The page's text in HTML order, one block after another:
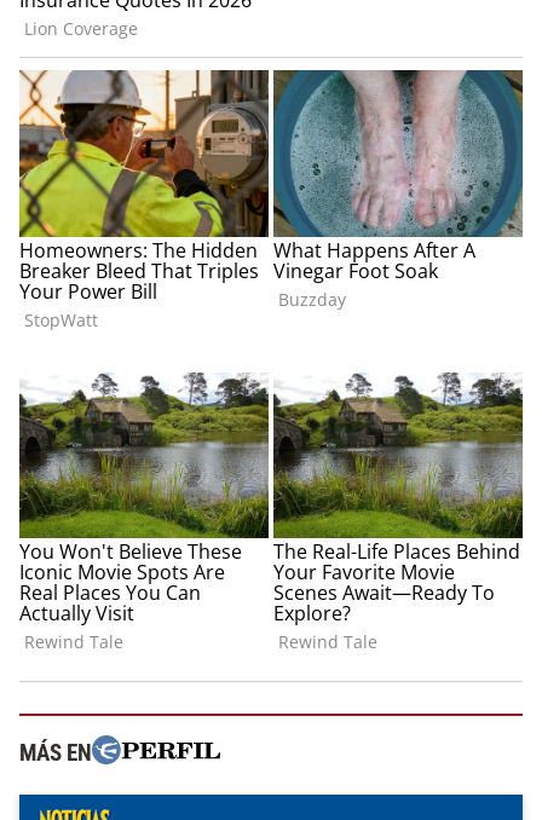
MÁS EN